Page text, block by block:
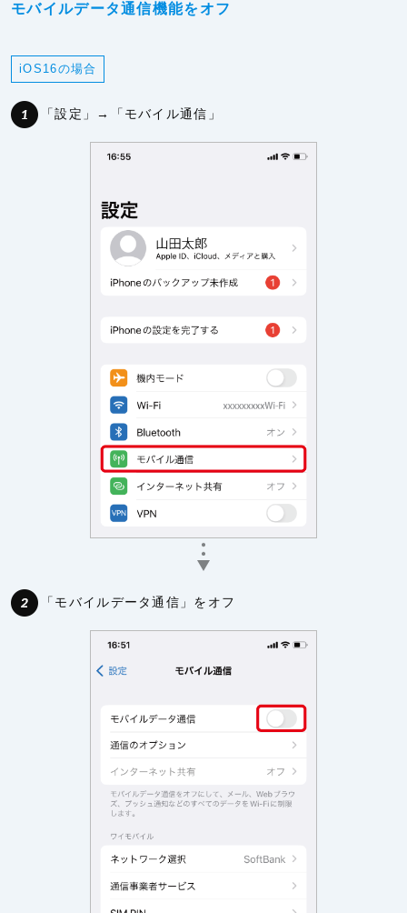
モバイルデータ通信機能をオフ
iOS16の場合
「設定」→「モバイル通信」
「モバイルデータ通信」をオフ